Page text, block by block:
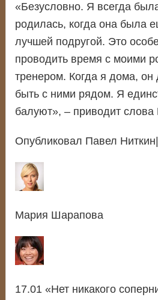
«Безусловно. Я всегда
родилась, когда она была
лучшей подругой. Это
проводить время с моими
тренером. Когда я дома, он
быть с ними рядом. Я
балуют», – приводит
Опубликовал Павел
Мария Шарапова
17.01 «Нет никакого